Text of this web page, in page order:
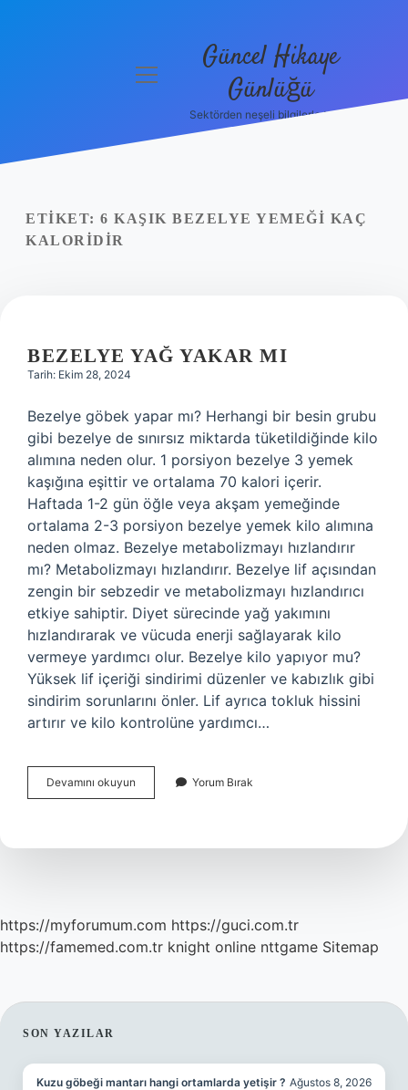
Yasal Uyarı
menüyü
Güncel Hikaye
Günlüğü
Sektörden neşeli bilgilerle tanış!
ETIKET: 6 KAŞIK BEZELYE YEMEĞI KAÇ
KALORIDIR
BEZELYE YAĞ YAKAR MI
Tarih: Ekim 28, 2024
Bezelye göbek yapar mı? Herhangi bir besin grubu
gibi bezelye de sınırsız miktarda tüketildiğinde kilo
alımına neden olur. 1 porsiyon bezelye 3 yemek
kaşığına eşittir ve ortalama 70 kalori içerir.
Haftada 1-2 gün öğle veya akşam yemeğinde
ortalama 2-3 porsiyon bezelye yemek kilo alımına
neden olmaz. Bezelye metabolizmayı hızlandırır
mı? Metabolizmayı hızlandırır. Bezelye lif açısından
zengin bir sebzedir ve metabolizmayı hızlandırıcı
etkiye sahiptir. Diyet sürecinde yağ yakımını
hızlandırarak ve vücuda enerji sağlayarak kilo
vermeye yardımcı olur. Bezelye kilo yapıyor mu?
Yüksek lif içeriği sindirimi düzenler ve kabızlık gibi
sindirim sorunlarını önler. Lif ayrıca tokluk hissini
artırır ve kilo kontrolüne yardımcı…
Devamını okuyun Bezelye
Yağ
Yorum Bırak
https://myforumum.com https://guci.com.tr
https://famemed.com.tr knight online nttgame Sitemap
SIDEBAR
SON YAZILAR
Kuzu göbeği mantarı hangi ortamlarda yetişir ? Ağustos 8, 2026